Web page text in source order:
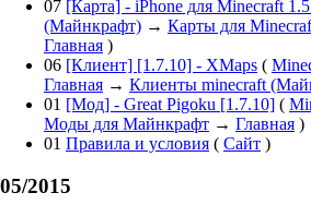
07 [Карта] - iPhone для Minecraft
(Майнкрафт) → Карты для
Главная )
06 [Клиент] [1.7.10] - XMaps (
Главная → Клиенты minecraft
01 [Мод] - Great Pigoku [1.7.10] (
Моды для Майнкрафт → Главная )
01 Правила и условия ( Сайт )
05/2015